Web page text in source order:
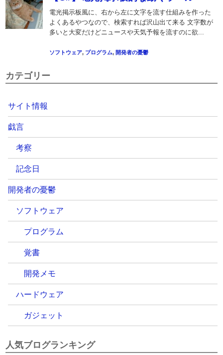
カテゴリー
サイト情報
戯言
考察
記念日
開発者の憂鬱
ソフトウェア
プログラム
覚書
開発メモ
ハードウェア
ガジェット
人気ブログランキング